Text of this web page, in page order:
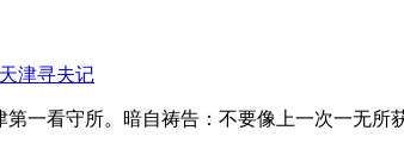
津寻夫记
一看守所。暗自祷告：不要像上一次一无所